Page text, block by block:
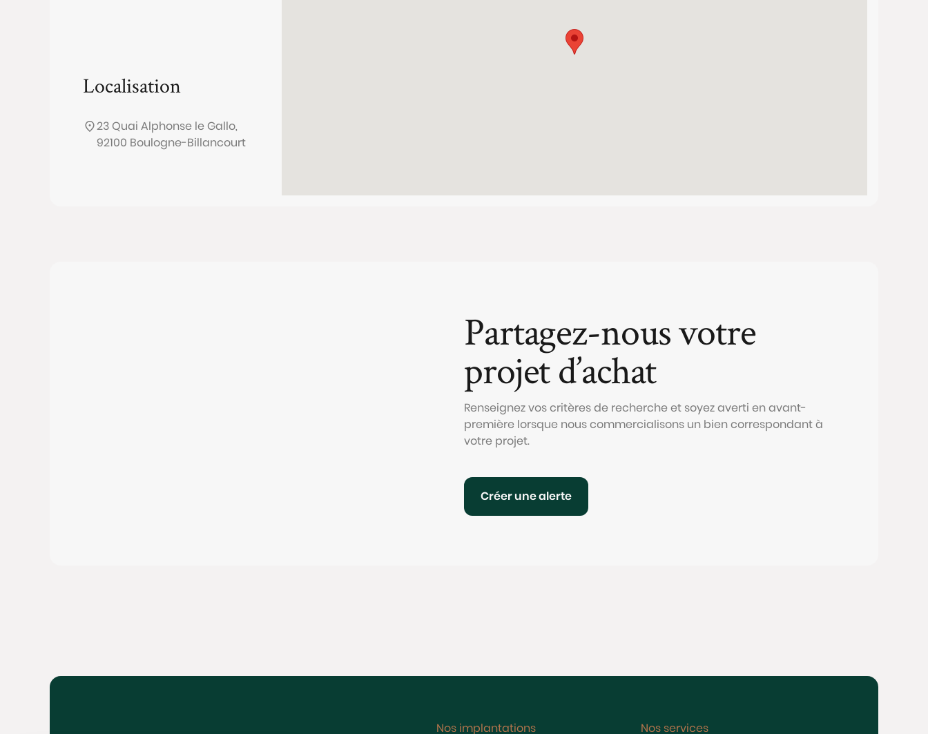
Localisation
23 Quai Alphonse le Gallo,
92100 Boulogne-Billancourt
Partagez-nous votre
projet d’achat
Renseignez vos critères de recherche et soyez averti en avant-
première lorsque nous commercialisons un bien correspondant à
votre projet.
Créer une alerte
Nos implantations Nos services